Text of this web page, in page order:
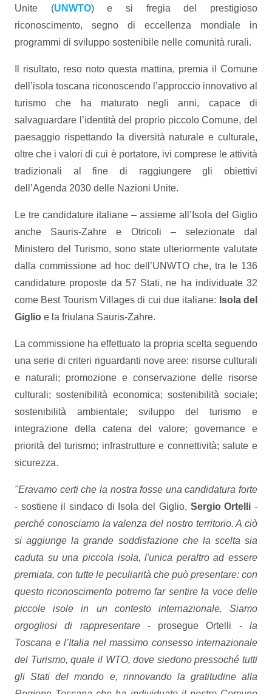
Unite (UNWTO) e si fregia del prestigioso
riconoscimento, segno di eccellenza mondiale in
programmi di sviluppo sostenibile nelle comunità rurali.
Il risultato, reso noto questa mattina, premia il Comune
dell’isola toscana riconoscendo l’approccio innovativo al
turismo che ha maturato negli anni, capace di
salvaguardare l’identità del proprio piccolo Comune, del
paesaggio rispettando la diversità naturale e culturale,
oltre che i valori di cui è portatore, ivi comprese le attività
tradizionali al fine di raggiungere gli obiettivi
dell’Agenda 2030 delle Nazioni Unite.
Le tre candidature italiane – assieme all’Isola del Giglio
anche Sauris-Zahre e Otricoli – selezionate dal
Ministero del Turismo, sono state ulteriormente valutate
dalla commissione ad hoc dell’UNWTO che, tra le 136
candidature proposte da 57 Stati, ne ha individuate 32
come Best Tourism Villages di cui due italiane: Isola del
Giglio e la friulana Sauris-Zahre.
La commissione ha effettuato la propria scelta seguendo
una serie di criteri riguardanti nove aree: risorse culturali
e naturali; promozione e conservazione delle risorse
culturali; sostenibilità economica; sostenibilità sociale;
sostenibilità ambientale; sviluppo del turismo e
integrazione della catena del valore; governance e
priorità del turismo; infrastrutture e connettività; salute e
sicurezza.
"Eravamo certi che la nostra fosse una candidatura forte
- sostiene il sindaco di Isola del Giglio, Sergio Ortelli -
perché conosciamo la valenza del nostro territorio. A ciò
si aggiunge la grande soddisfazione che la scelta sia
caduta su una piccola isola, l'unica peraltro ad essere
premiata, con tutte le peculiarità che può presentare: con
questo riconoscimento potremo far sentire la voce delle
piccole isole in un contesto internazionale. Siamo
orgogliosi di rappresentare- prosegue Ortelli -la
Toscana e l’Italia nel massimo consesso internazionale
del Turismo, quale il WTO, dove siedono pressoché tutti
gli Stati del mondo e, rinnovando la gratitudine alla